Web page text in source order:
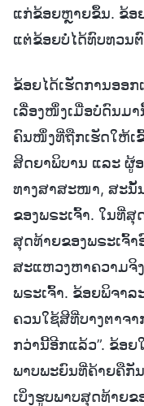
ແກ່ຂ້ອຍຫຼາຍຂຶ້ນ. ຂ້ອ
ແຕ່ຂ້ອຍບໍ່ໄດ້ທົບທວນຕົ
ຂ້ອຍໄດ້ເຮັດການອອ
ເລື່ອງໜຶ່ງເມື່ອບໍ່ດົນມ
ຄົນໜຶ່ງທີ່ຖືກເຮັດໃຫ້ເ
ສິດຍາພິບານ ແລະ ຜູ້
ທາງສາສະໜາ, ສະນັ້
ຂອງພຣະເຈົ້າ. ໃນທີ່
ສຸດທ້າຍຂອງພຣະເຈົ້
ສະແຫວງຫາຄວາມຈິ
ພຣະເຈົ້າ. ຂ້ອຍພິຈາ
ຄວນໃຊ້ສີທີ່ບາງຕາຈ
ກວ່ານີ້ອີກແລ້ວ”. ຂ້ອ
ພາບພະຍົນທີ່ຄ້າຍຄືກັນ
ເບິ່ງຮູບພາບສຸດທ້າຍ